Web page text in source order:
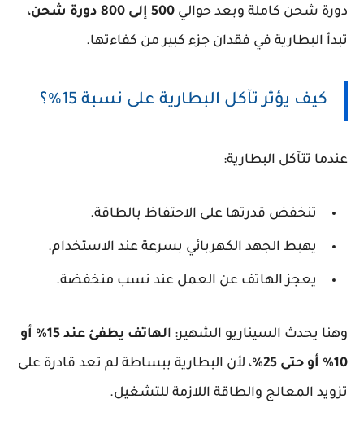
دورة شحن كاملة وبعد حوالي 500 إلى 800 دورة شحن
،
تبدأ البطارية في فقدان جزء كبير من كفاءتها.
كيف يؤثر تآكل البطارية على نسبة 15%؟
عندما تتآكل البطارية:
تنخفض قدرتها على الاحتفاظ بالطاقة.
يهبط الجهد الكهربائي بسرعة عند الاستخدام.
يعجز الهاتف عن العمل عند نسب منخفضة.
وهنا يحدث السيناريو الشهير: ا
لهاتف يطفئ عند 15% أو
10% أو حتى 25%
، لأن البطارية ببساطة لم تعد قادرة على
تزويد المعالج والطاقة اللازمة للتشغيل.